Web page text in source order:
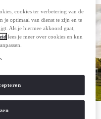
cookies ter verbetering van de
je optimaal van dienst te zijn en te
Als je hiermee akkoord gaat,
lees je meer over cookies en kun